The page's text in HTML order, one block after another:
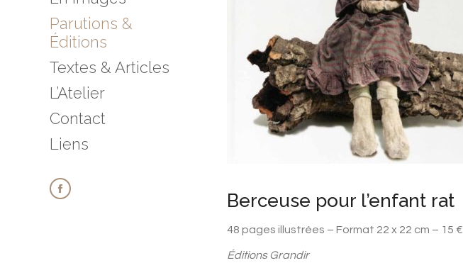
Parutions &
Éditions
Textes & Articles
L’Atelier
Contact
Liens
Facebook
Berceuse pour l’enfant rat
48 pages illustrées – Format 22 x 22 cm – 15 €
Éditions Grandir